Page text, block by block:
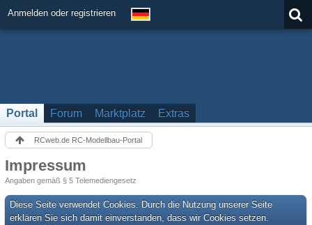
Anmelden oder registrieren
Portal Forum Marktplatz Extras
RCweb.de RC-Modellbau-Portal
Impressum
Angaben gemäß § 5 Telemediengesetz
Diese Seite verwendet Cookies. Durch die Nutzung unserer Seite
erklären Sie sich damit einverstanden, dass wir Cookies setzen.